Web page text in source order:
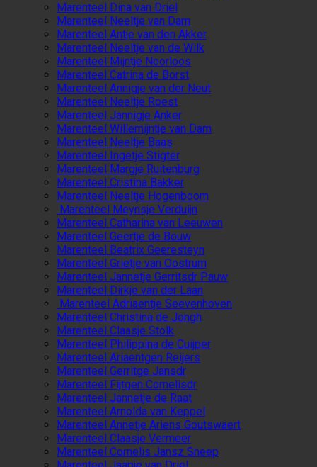
Marenteel Dina van Driel
Marenteel Neeltje van Dam
Marenteel Antje van den Akker
Marenteel Neeltje van de Wilk
Marenteel Mijntje Noorloos
Marenteel Catrina de Borst
Marenteel Annigje van der Neut
Marenteel Neeltje Roest
Marenteel Jannigje Anker
Marenteel Willemijntje van Dam
Marenteel Neeltje Baas
Marenteel Ingetje Stigter
Marenteel Margje Ruitenburg
Marenteel Cristina Bakker
Marenteel Neeltje Hogenboom
Marenteel Meynsje Verduijn
Marenteel Catharina van Leeuwen
Marenteel Geertje de Bouw
Marenteel Beatrix Geeresteyn
Marenteel Grietje van Oostrum
Marenteel Jannetje Gerritsdr Pauw
Marenteel Dirkje van der Laan
Marenteel Adriaentje Seevenhoven
Marenteel Christina de Jongh
Marenteel Claasje Stolk
Marenteel Philippina de Cuijper
Marenteel Ariaentgen Reijers
Marenteel Gerritge Jansdr
Marenteel Fijtgen Cornelisdr
Marenteel Jannetje de Raat
Marenteel Arnolda van Keppel
Marenteel Annetje Ariens Goutswaert
Marenteel Claasje Vermeer
Marenteel Cornelis Jansz Sneep